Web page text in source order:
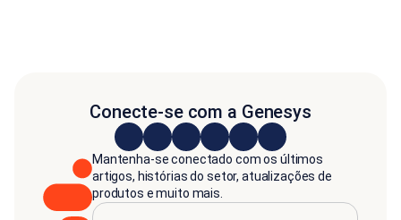
Conecte-se com a Genesys
Mantenha-se conectado com os últimos
artigos, histórias do setor, atualizações de
produtos e muito mais.